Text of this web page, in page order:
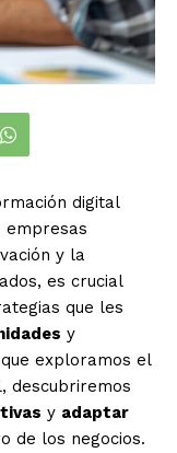
digital
empresas
y la
es crucial
que les
y
exploramos el
descubriremos
y adaptar
de los negocios.